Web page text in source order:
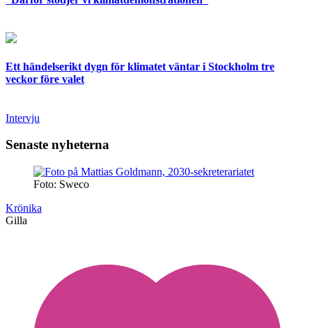
Ett händelserikt dygn för klimatet väntar i Stockholm tre
veckor före valet
Intervju
Senaste nyheterna
Foto: Sweco
Krönika
Gilla